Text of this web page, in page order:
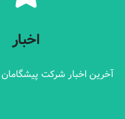
اخبار
آخرین اخبار شرکت پیشگامان
اخبار
آخرین اخبار شرکت پیشگامان